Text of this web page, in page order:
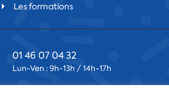
Les formations
01 46 07 04 32
Lun-Ven : 9h-13h / 14h-17h